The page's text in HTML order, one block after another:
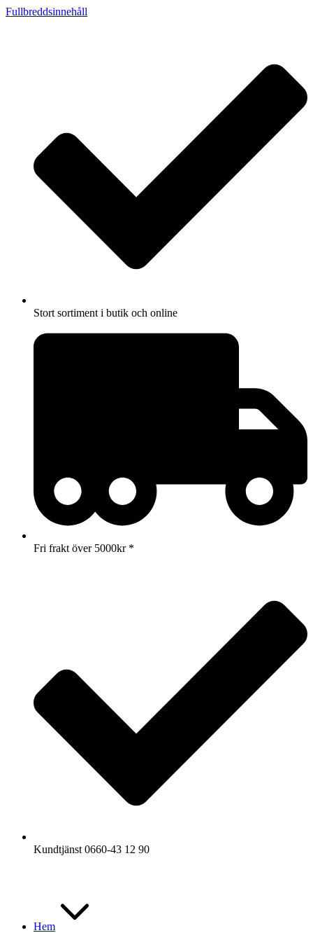
Fullbreddsinnehåll
Stort sortiment i butik och online
Fri frakt över 5000kr *
Kundtjänst 0660-43 12 90
Hem